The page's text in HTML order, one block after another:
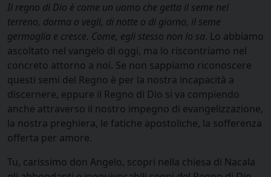
Il regno di Dio è come un uomo che getta il seme nel
terreno, dorma o vegli, di notte o di giorno, il seme
germoglia e cresce. Come, egli stesso non lo sa. Lo abbiamo
ascoltato nel vangelo di oggi, ma lo riscontriamo nel
concreto attorno a noi. Se non sappiamo riconoscere
questi semi del Regno è per la nostra incapacità a
discernere, eppure il Regno di Dio si va compiendo
anche attraverso il nostro impegno di evangelizzazione,
la nostra preghiera, le fatiche apostoliche, la sofferenza
offerta per amore.
Tu, carissimo don Angelo, scopri nella chiesa di Nacala